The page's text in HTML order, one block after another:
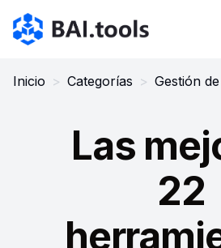
Bai.tools
Inicio > Categorías > Gestión
Las
22